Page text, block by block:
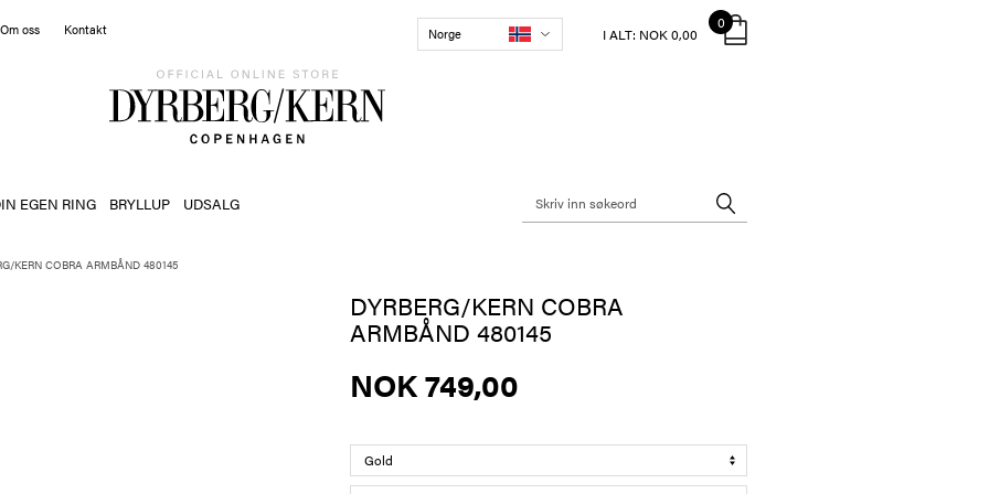
Om oss Kontakt Norge
0
I ALT: NOK 0,00
EGEN RING BRYLLUP UDSALG
KERN COBRA ARMBÅND 480145
DYRBERG/KERN COBRA
ARMBÅND 480145
NOK 749,00